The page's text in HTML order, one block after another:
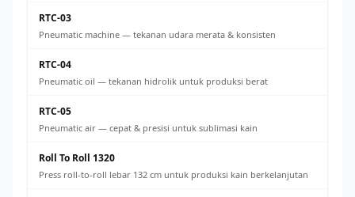
RTC-03
Pneumatic machine — tekanan udara merata & konsisten
RTC-04
Pneumatic oil — tekanan hidrolik untuk produksi berat
RTC-05
Pneumatic air — cepat & presisi untuk sublimasi kain
Roll To Roll 1320
Press roll-to-roll lebar 132 cm untuk produksi kain berkelanjutan